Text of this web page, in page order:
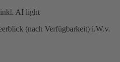
inkl. AI light
(nach Verfügbarkeit) i.W.v.